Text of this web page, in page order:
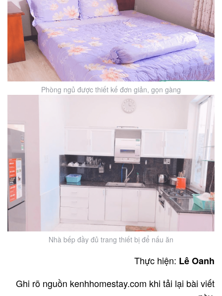
Phòng ngủ được thiết kế đơn giản, gọn gàng
Nhà bếp đầy đủ trang thiết bị để nấu ăn
Thực hiện: Lê Oanh
Ghi rõ nguồn kenhhomestay.com khi tải lại bài viết